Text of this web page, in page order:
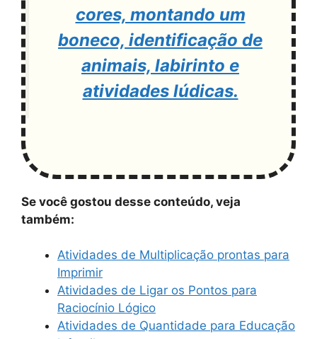
cores, montando um
boneco, identificação de
animais, labirinto e
atividades lúdicas.
Se você gostou desse conteúdo, veja
também:
Atividades de Multiplicação prontas para
Imprimir
Atividades de Ligar os Pontos para
Raciocínio Lógico
Atividades de Quantidade para Educação